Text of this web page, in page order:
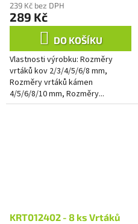
239 Kč bez DPH
289 Kč
DO KOŠÍKU
Vlastnosti výrobku: Rozměry
vrtáků kov 2/3/4/5/6/8 mm,
Rozměry vrtáků kámen
4/5/6/8/10 mm, Rozměry...
KRT012402 - 8 ks Vrtáků